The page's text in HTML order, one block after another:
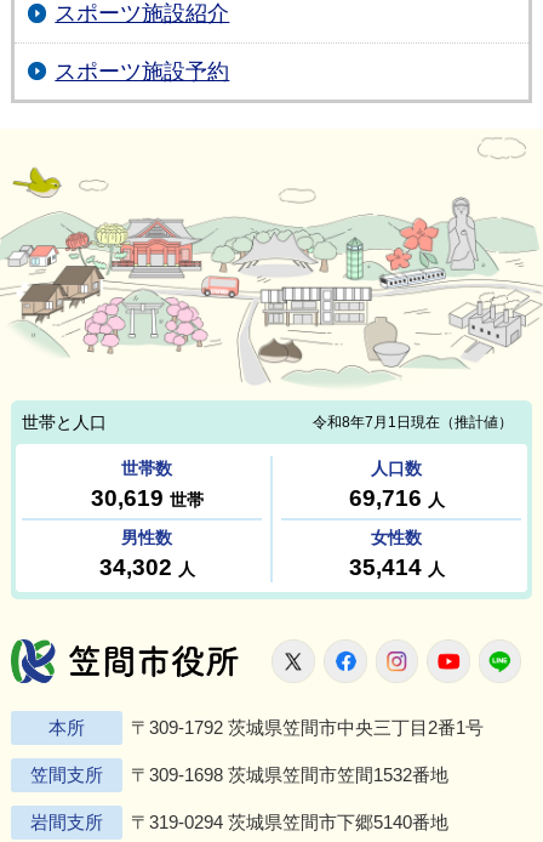
スポーツ施設紹介
スポーツ施設予約
笠間市役所
X FacebookInstagram
本所 〒309-1792 茨城県笠間市中央三丁目2番1号
笠間支所 〒309-1698 茨城県笠間市笠間1532番地
岩間支所 〒319-0294 茨城県笠間市下郷5140番地